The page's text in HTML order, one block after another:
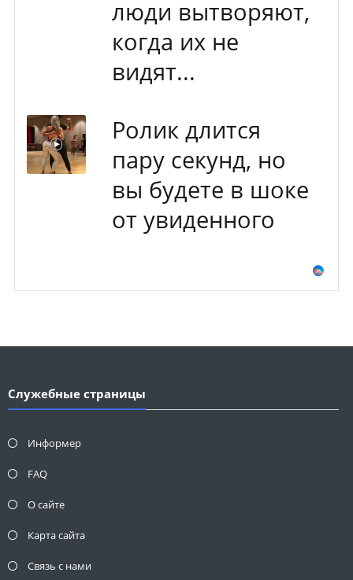
люди вытворяют,
когда их не
видят...
Ролик длится
пару секунд, но
вы будете в шоке
от увиденного
Служебные страницы
Информер
FAQ
О сайте
Карта сайта
Связь с нами